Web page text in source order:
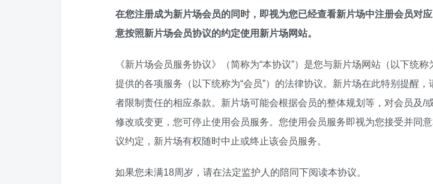
在您注册成为新片场会员的同时，即视为您已经查看新片场中注册会员对
意按照新片场会员协议的约定使用新片场网站。
《新片场会员服务协议》（简称为“本协议”）是您与新片场网站（以下统
提供的各项服务（以下统称为“会员”）的法律协议。新片场在此特别提醒
者限制责任的相应条款。新片场可能会根据会员的整体规划等，对会员及/
修改或变更，您可停止使用会员服务。您使用会员服务即视为您接受并同
议约定，新片场有权随时中止或终止该会员服务。
如果您未满18周岁，请在法定监护人的陪同下阅读本协议。